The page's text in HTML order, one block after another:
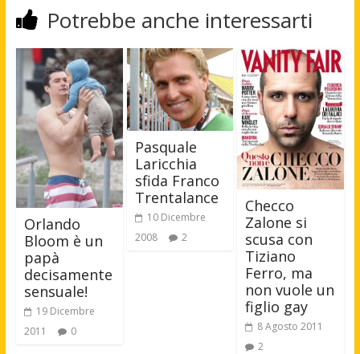
Potrebbe anche interessarti
Orlando
Bloom è un
papà
decisamente
sensuale!
19 Dicembre
2011
0
Pasquale
Laricchia
sfida Franco
Trentalance
10 Dicembre
2008
2
Checco
Zalone si
scusa con
Tiziano
Ferro, ma
non vuole un
figlio gay
8 Agosto 2011
2